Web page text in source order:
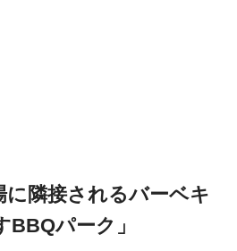
に隣接されるバーベキ
BBQパーク」